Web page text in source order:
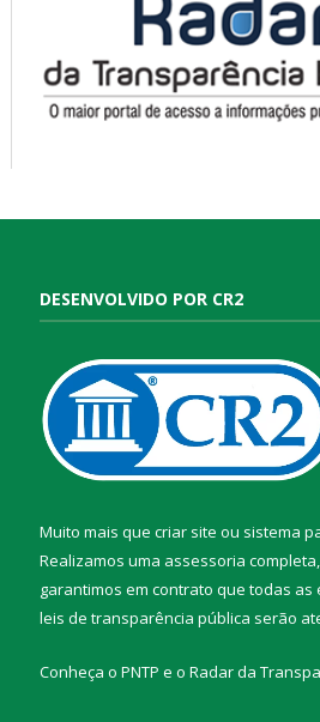
DESENVOLVIDO POR CR2
Muito mais que criar site ou sistema
Realizamos uma assessoria
garantimos em contrato que todas as
leis de transparência pública serão
Conheça o PNTP e o Radar da